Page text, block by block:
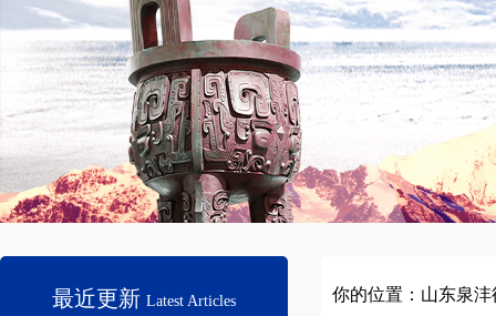
最近更新 Latest Articles 你的位置： 山东泉